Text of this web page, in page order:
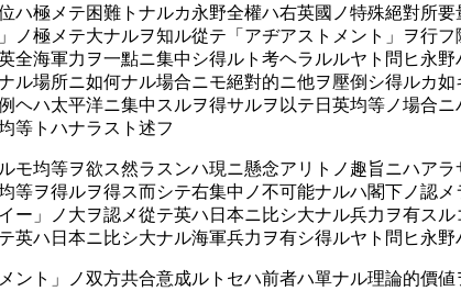
ハ極メテ困難トナルカ永野全權ハ右英國ノ特殊絕對所
極メテ大ナルヲ知ル從テ「アヂアストメント」ヲ行
海軍力ヲ一點ニ集中シ得ルト考ヘラルルヤト問ヒ永
ル場所ニ如何ナル場合ニモ絕對的ニ他ヲ壓倒シ得ルカ
ヘハ太平洋ニ集中スルヲ得サルヲ以テ日英均等ノ場合
等トハナラスト述フ
モ均等ヲ欲ス然ラスンハ現ニ懸念アリトノ趣旨ニハア
等ヲ得ルヲ得ス而シテ右集中ノ不可能ナルハ閣下ノ認
ー」ノ大ヲ認メ從テ英ハ日本ニ比シ大ナル兵力ヲ有ス
英ハ日本ニ比シ大ナル海軍兵力ヲ有シ得ルヤト問ヒ永
ント」ノ双方共合意成ルトセハ前者ハ單ナル理論的價